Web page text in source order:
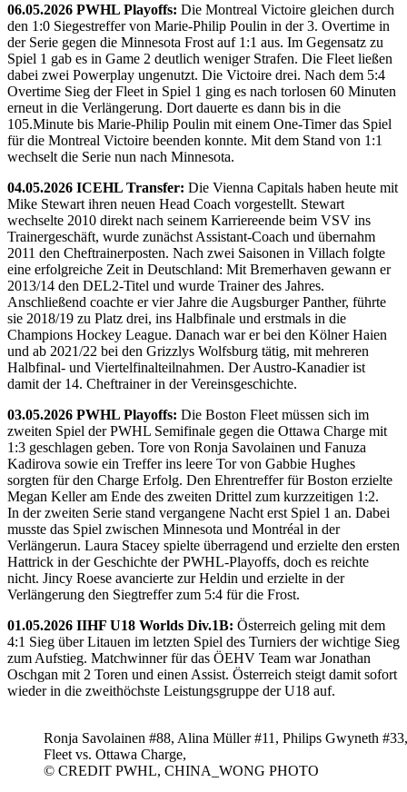
06.05.2026 PWHL Playoffs: Die Montreal Victoire gleichen durch
den 1:0 Siegestreffer von Marie-Philip Poulin in der 3. Overtime in
der Serie gegen die Minnesota Frost auf 1:1 aus. Im Gegensatz zu
Spiel 1 gab es in Game 2 deutlich weniger Strafen. Die Fleet ließen
dabei zwei Powerplay ungenutzt. Die Victoire drei. Nach dem 5:4
Overtime Sieg der Fleet in Spiel 1 ging es nach torlosen 60 Minuten
erneut in die Verlängerung. Dort dauerte es dann bis in die
105.Minute bis Marie-Philip Poulin mit einem One-Timer das Spiel
für die Montreal Victoire beenden konnte. Mit dem Stand von 1:1
wechselt die Serie nun nach Minnesota.
04.05.2026 ICEHL Transfer: Die Vienna Capitals haben heute mit
Mike Stewart ihren neuen Head Coach vorgestellt. Stewart
wechselte 2010 direkt nach seinem Karriereende beim VSV ins
Trainergeschäft, wurde zunächst Assistant-Coach und übernahm
2011 den Cheftrainerposten. Nach zwei Saisonen in Villach folgte
eine erfolgreiche Zeit in Deutschland: Mit Bremerhaven gewann er
2013/14 den DEL2-Titel und wurde Trainer des Jahres.
Anschließend coachte er vier Jahre die Augsburger Panther, führte
sie 2018/19 zu Platz drei, ins Halbfinale und erstmals in die
Champions Hockey League. Danach war er bei den Kölner Haien
und ab 2021/22 bei den Grizzlys Wolfsburg tätig, mit mehreren
Halbfinal- und Viertelfinalteilnahmen. Der Austro-Kanadier ist
damit der 14. Cheftrainer in der Vereinsgeschichte.
03.05.2026 PWHL Playoffs: Die Boston Fleet müssen sich im
zweiten Spiel der PWHL Semifinale gegen die Ottawa Charge mit
1:3 geschlagen geben. Tore von Ronja Savolainen und Fanuza
Kadirova sowie ein Treffer ins leere Tor von Gabbie Hughes
sorgten für den Charge Erfolg. Den Ehrentreffer für Boston erzielte
Megan Keller am Ende des zweiten Drittel zum kurzzeitigen 1:2.
In der zweiten Serie stand vergangene Nacht erst Spiel 1 an. Dabei
musste das Spiel zwischen Minnesota und Montréal in der
Verlängerun. Laura Stacey spielte überragend und erzielte den ersten
Hattrick in der Geschichte der PWHL-Playoffs, doch es reichte
nicht. Jincy Roese avancierte zur Heldin und erzielte in der
Verlängerung den Siegtreffer zum 5:4 für die Frost.
01.05.2026 IIHF U18 Worlds Div.1B: Österreich geling mit dem
4:1 Sieg über Litauen im letzten Spiel des Turniers der wichtige Sieg
zum Aufstieg. Matchwinner für das ÖEHV Team war Jonathan
Oschgan mit 2 Toren und einen Assist. Österreich steigt damit sofort
wieder in die zweithöchste Leistungsgruppe der U18 auf.
Ronja Savolainen #88, Alina Müller #11, Philips Gwyneth
Fleet vs. Ottawa Charge,
© CREDIT PWHL, CHINA_WONG PHOTO